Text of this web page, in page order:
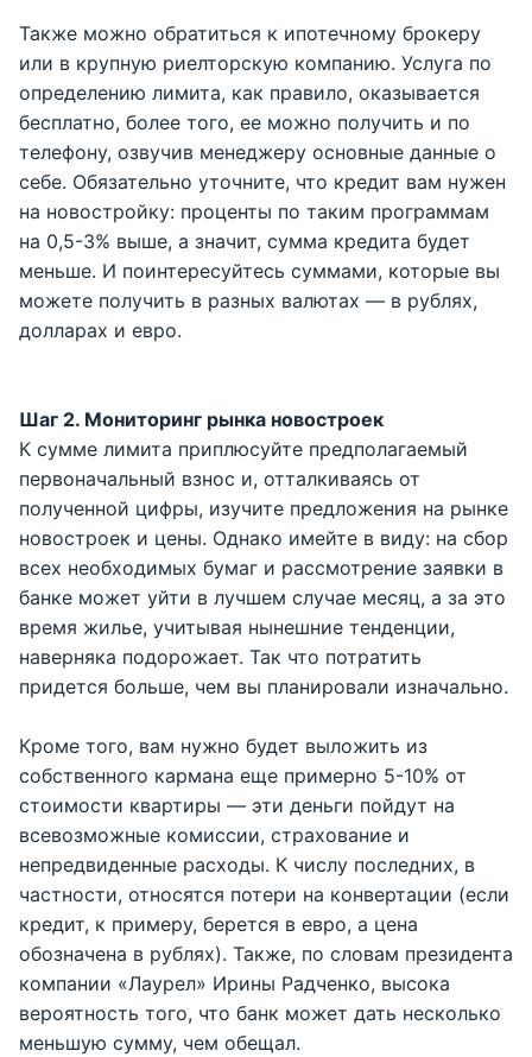
Также можно обратиться к ипотечному брокеру
или в крупную риелторскую компанию. Услуга по
определению лимита, как правило, оказывается
бесплатно, более того, ее можно получить и по
телефону, озвучив менеджеру основные данные о
себе. Обязательно уточните, что кредит вам нужен
на новостройку: проценты по таким программам
на 0,5-3% выше, а значит, сумма кредита будет
меньше. И поинтересуйтесь суммами, которые вы
можете получить в разных валютах — в рублях,
долларах и евро.
Шаг 2. Мониторинг рынка новостроек
К сумме лимита приплюсуйте предполагаемый
первоначальный взнос и, отталкиваясь от
полученной цифры, изучите предложения на рынке
новостроек и цены. Однако имейте в виду: на сбор
всех необходимых бумаг и рассмотрение заявки в
банке может уйти в лучшем случае месяц, а за это
время жилье, учитывая нынешние тенденции,
наверняка подорожает. Так что потратить
придется больше, чем вы планировали изначально.
Кроме того, вам нужно будет выложить из
собственного кармана еще примерно 5-10% от
стоимости квартиры — эти деньги пойдут на
всевозможные комиссии, страхование и
непредвиденные расходы. К числу последних, в
частности, относятся потери на конвертации (если
кредит, к примеру, берется в евро, а цена
обозначена в рублях). Также, по словам президента
компании «Лаурел» Ирины Радченко, высока
вероятность того, что банк может дать несколько
меньшую сумму, чем обещал.